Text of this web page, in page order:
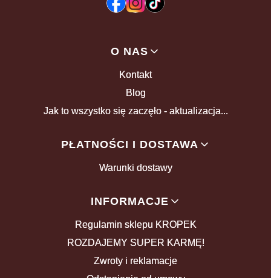
O NAS
Kontakt
Blog
Jak to wszystko się zaczęło - aktualizacja...
PŁATNOŚCI I DOSTAWA
Warunki dostawy
INFORMACJE
Regulamin sklepu KROPEK
ROZDAJEMY SUPER KARMĘ!
Zwroty i reklamacje